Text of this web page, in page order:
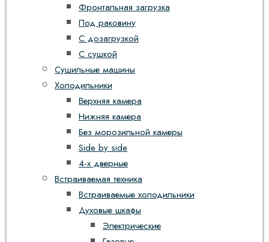
Фронтальная загрузка
Под раковину
С дозагрузкой
С сушкой
Сушильные машины
Холодильники
Верхняя камера
Нижняя камера
Без морозильной камеры
Side by side
4-х дверные
Встраиваемая техника
Встраиваемые холодильники
Духовые шкафы
Электрические